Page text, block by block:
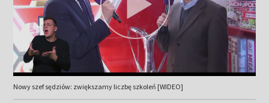
Nowy szef sędziów: zwiększamy liczbę szkoleń [WIDEO]